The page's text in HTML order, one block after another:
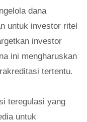
dana
untuk investor ritel
investor
ini mengharuskan
tertentu.
teregulasi yang
untuk